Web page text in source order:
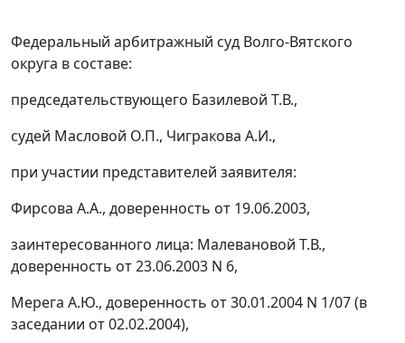
Федеральный арбитражный суд Волго-Вятского
округа в составе:
председательствующего Базилевой Т.В.,
судей Масловой О.П., Чигракова А.И.,
при участии представителей заявителя:
Фирсова А.А., доверенность от 19.06.2003,
заинтересованного лица: Малевановой Т.В.,
доверенность от 23.06.2003 N 6,
Мерега А.Ю., доверенность от 30.01.2004 N 1/07 (в
заседании от 02.02.2004),